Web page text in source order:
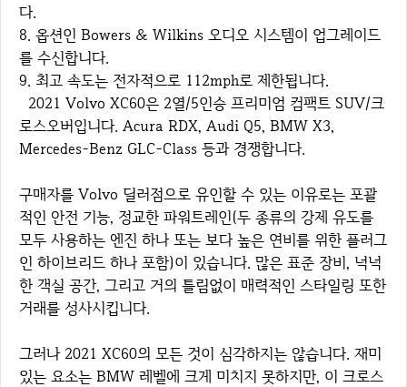
다.
8. 옵션인 Bowers & Wilkins 오디오 시스템이 업그레이드
를 수신합니다.
9. 최고 속도는 전자적으로 112mph로 제한됩니다.
2021 Volvo XC60은 2열/5인승 프리미엄 컴팩트 SUV/크
로스오버입니다. Acura RDX, Audi Q5, BMW X3,
Mercedes-Benz GLC-Class 등과 경쟁합니다.
구매자를 Volvo 딜러점으로 유인할 수 있는 이유로는 포괄
적인 안전 기능, 정교한 파워트레인(두 종류의 강제 유도를
모두 사용하는 엔진 하나 또는 보다 높은 연비를 위한 플러그
인 하이브리드 하나 포함)이 있습니다. 많은 표준 장비, 넉넉
한 객실 공간, 그리고 거의 틀림없이 매력적인 스타일링 또한
거래를 성사시킵니다.
그러나 2021 XC60의 모든 것이 심각하지는 않습니다. 재미
있는 요소는 BMW 레벨에 크게 미치지 못하지만, 이 크로스